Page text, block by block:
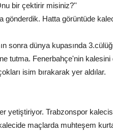
bir çektirir misiniz?''
gönderdik. Hatta görüntüde
sonra dünya kupasında
tutma. Fenerbahçe'nin kalesini
isim bırakarak yer aldılar.
yetiştiriyor. Trabzonspor
maçlarda muhteşem